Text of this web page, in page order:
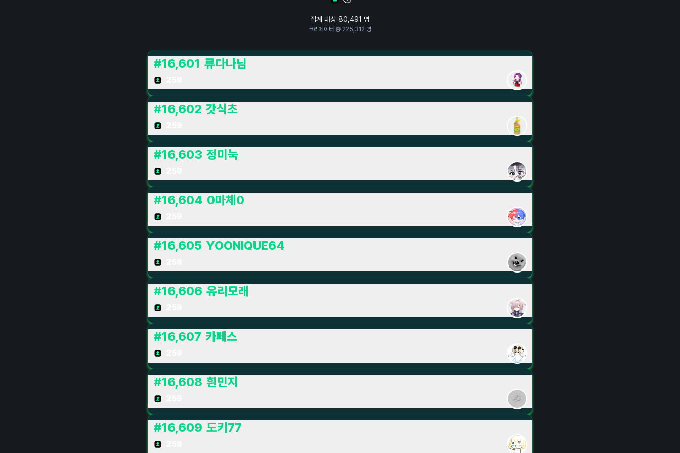
집계 대상 80,491 명
크리에이터 총 225,312 명
#16,601 류다나님
#16,602 갓식초
#16,603 정미눅
#16,604 0마체0
#16,605 YOONIQUE64
#16,606 유리모래
#16,607 카페스
#16,608 흰민지
#16,609 도키77